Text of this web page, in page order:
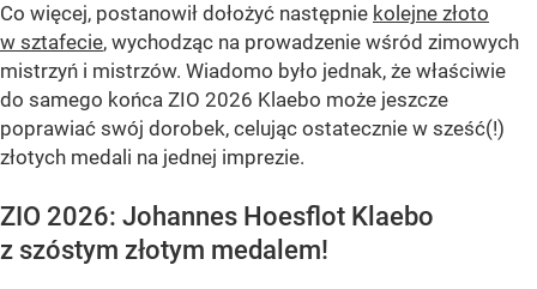
Co więcej, postanowił dołożyć następnie kolejne złoto
w sztafecie, wychodząc na prowadzenie wśród zimowych
mistrzyń i mistrzów. Wiadomo było jednak, że właściwie
do samego końca ZIO 2026 Klaebo może jeszcze
poprawiać swój dorobek, celując ostatecznie w sześć(!)
złotych medali na jednej imprezie.
ZIO 2026: Johannes Hoesflot Klaebo
z szóstym złotym medalem!